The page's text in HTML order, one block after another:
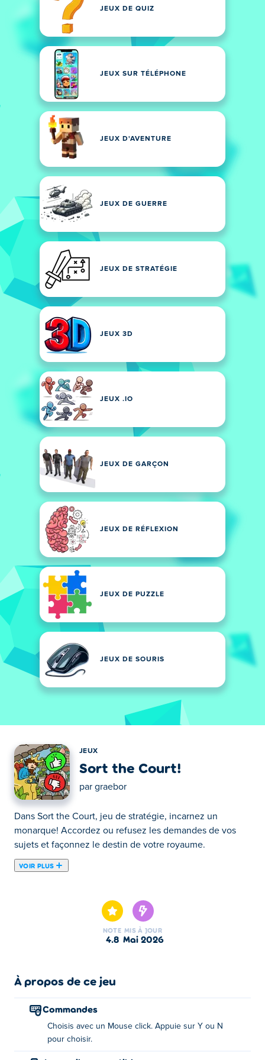
JEUX DE QUIZ
JEUX SUR TÉLÉPHONE
JEUX D'AVENTURE
JEUX DE GUERRE
JEUX DE STRATÉGIE
JEUX 3D
JEUX .IO
JEUX DE GARÇON
JEUX DE RÉFLEXION
JEUX DE PUZZLE
JEUX DE SOURIS
JEUX
Sort the Court!
par graebor
Dans Sort the Court, jeu de stratégie, incarnez un
monarque! Accordez ou refusez les demandes de vos
sujets et façonnez le destin de votre royaume.
VOIR PLUS
jour, des personnages insolites et des créatures étranges
vous posent des questions, et vos réponses, simples et
directes, façonneront l'avenir de votre royaume. Vos
royaume et découvrez comment votre règne évolue !
Comment jouer à Sort the Court!?
Cliquez pour faire votre choix. Vous pouvez également
appuyer sur Y ou N pour faire votre choix.
NOTE
4.8
MIS À JOUR
mai 2026
À propos de ce jeu
Commandes
Choisis avec un Mouse click. Appuie sur Y ou N
pour choisir.